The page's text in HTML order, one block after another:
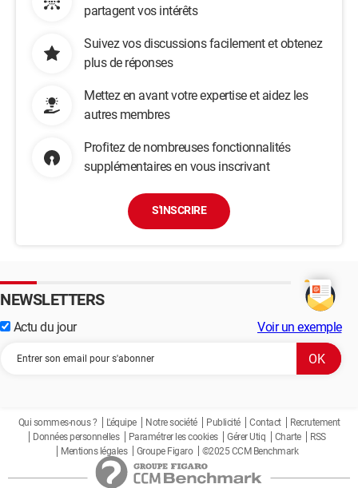
partagent vos intérêts
Suivez vos discussions facilement et obtenez
plus de réponses
Mettez en avant votre expertise et aidez les
autres membres
Profitez de nombreuses fonctionnalités
supplémentaires en vous inscrivant
S'INSCRIRE
NEWSLETTERS
Actu du jour Voir un exemple
Qui sommes-nous ? L'équipe Notre société Publicité Contact
Recrutement
Données personnelles
Paramétrer les cookies Gérer Utiq Charte
RSS
Mentions légales
Groupe Figaro ©2025 CCM Benchmark